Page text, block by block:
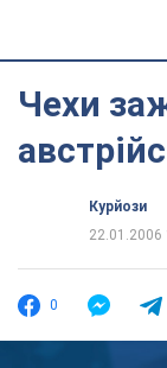
Чехи
Курйози
22.01.2006
0